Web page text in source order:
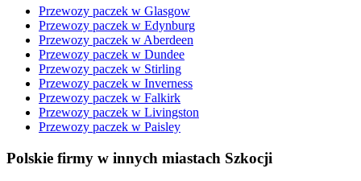
Przewozy paczek w Glasgow
Przewozy paczek w Edynburg
Przewozy paczek w Aberdeen
Przewozy paczek w Dundee
Przewozy paczek w Stirling
Przewozy paczek w Inverness
Przewozy paczek w Falkirk
Przewozy paczek w Livingston
Przewozy paczek w Paisley
Polskie firmy w innych miastach Szkocji